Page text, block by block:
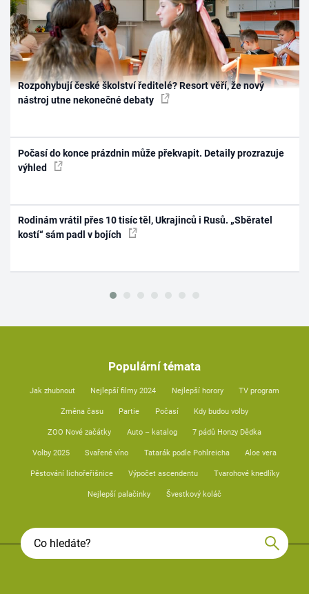
Rozpohybují české školství ředitelé? Resort věří, že nový
nástroj utne nekonečné debaty
Počasí do konce prázdnin může překvapit. Detaily prozrazuje
výhled
Rodinám vrátil přes 10 tisíc těl, Ukrajinců i Rusů. „Sběratel
kostí“ sám padl v bojích
Populární témata
Jak zhubnout Nejlepší filmy 2024 Nejlepší horory TV program
Změna času Partie Počasí Kdy budou volby
ZOO Nové začátky Auto – katalog 7 pádů Honzy Dědka
Volby 2025 Svařené víno Tatarák podle Pohlreicha Aloe vera
Pěstování lichořeřišnice Výpočet ascendentu Tvarohové knedlíky
Nejlepší palačinky Švestkový koláč